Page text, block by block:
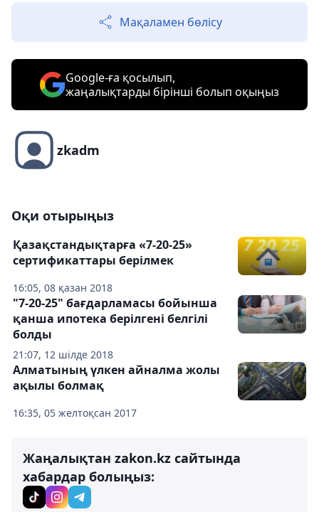
Мақаламен бөлісу
Google-ға қосылып,
жаңалықтарды бірінші болып оқыңыз
zkadm
Оқи отырыңыз
16:05, 08 қазан 2018
Қазақстандықтарға «7-20-25»
сертификаттары берілмек
21:07, 12 шілде 2018
"7-20-25" бағдарламасы бойынша
қанша ипотека берілгені белгілі
болды
16:35, 05 желтоқсан 2017
Алматының үлкен айналма жолы
ақылы болмақ
Жаңалықтан zakon.kz сайтында
хабардар болыңыз: